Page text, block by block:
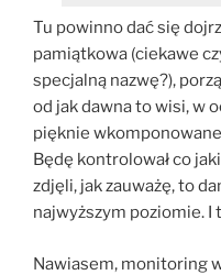
Tu powinno dać się
pamiątkowa (ciekawe
specjalną nazwę?),
od jak dawna to wisi, w
pięknie wkomponowane
Będę kontrolował co
zdjęli, jak zauważę, to
najwyższym poziomie. I
Nawiasem, monitoring